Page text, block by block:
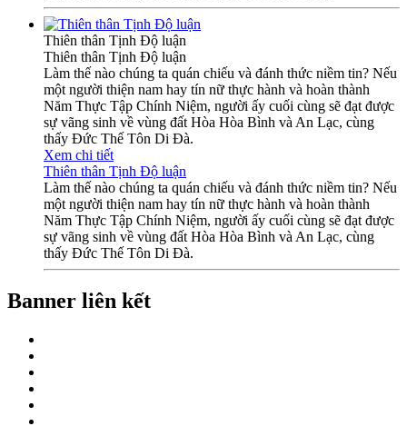
Thiên thân Tịnh Độ luận
Thiên thân Tịnh Độ luận
Làm thế nào chúng ta quán chiếu và đánh thức niềm tin? Nếu
một người thiện nam hay tín nữ thực hành và hoàn thành
Năm Thực Tập Chính Niệm, người ấy cuối cùng sẽ đạt được
sự vãng sinh về vùng đất Hòa Hòa Bình và An Lạc, cùng
thấy Đức Thế Tôn Di Đà.
Xem chi tiết
Thiên thân Tịnh Độ luận
Làm thế nào chúng ta quán chiếu và đánh thức niềm tin? Nếu
một người thiện nam hay tín nữ thực hành và hoàn thành
Năm Thực Tập Chính Niệm, người ấy cuối cùng sẽ đạt được
sự vãng sinh về vùng đất Hòa Hòa Bình và An Lạc, cùng
thấy Đức Thế Tôn Di Đà.
Banner liên kết